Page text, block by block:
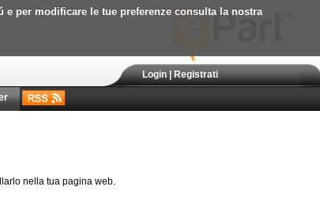
per modificare le tue preferenze consulta la nostra
Login|Registrati
nella tua pagina web.